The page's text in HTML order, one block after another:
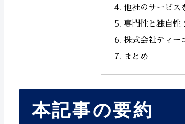
他社のサービス
専門性と独自性
株式会社ティー
まとめ
本記事の要約